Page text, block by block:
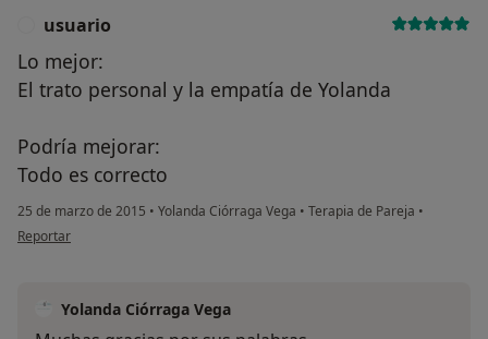
usuario
Lo mejor:
El trato personal y la empatía de Yolanda
Podría mejorar:
Todo es correcto
25 de marzo de 2015 • Yolanda Ciórraga Vega • Terapia de Pareja •
en opinión del usuario usuario
Reportar
Yolanda Ciórraga Vega